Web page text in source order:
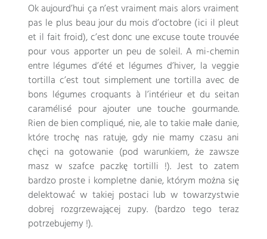
Ok aujourd’hui ça n’est vraiment mais alors vraiment
pas le plus beau jour du mois d’octobre (ici il pleut
et il fait froid),c’est donc une excuse toute trouvée
pour vous apporter un peu de soleil.A mi-chemin
entre légumes d’été et légumes d’hiver, la veggie
tortilla c’est tout simplement une tortilla avec de
bons légumes croquants à l’intérieur et du seitan
caramélisé pour ajouter une touche gourmande.
Rien de bien compliqué, nie, ale to takie małe danie,
które trochę nas ratuje, gdy nie mamy czasu ani
chęci na gotowanie (pod warunkiem, że zawsze
masz w szafce paczkę tortilli !). Jest to zatem
bardzo proste i kompletne danie, którym można się
delektować w takiej postaci lub w towarzystwie
dobrej rozgrzewającej zupy. (bardzo tego teraz
potrzebujemy !).